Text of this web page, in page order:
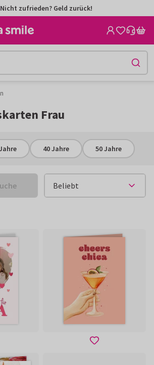
5.300+ Bewertungen | Käuferschutz
Frau
40 Jahre 50 Jahre